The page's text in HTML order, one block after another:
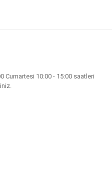
Cumartesi 10:00 - 15:00 saatleri